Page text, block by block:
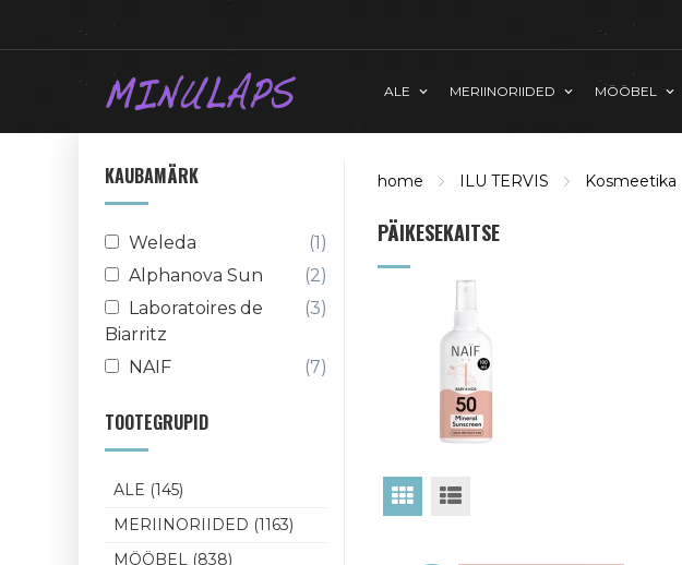
ALE MERIINORIIDED MÖÖBEL
KAUBAMÄRK
(1)
Weleda
(2)
Alphanova Sun
(3)
Laboratoires de
Biarritz
(7)
NAIF
TOOTEGRUPID
ALE (145)
MERIINORIIDED (1163)
MÖÖBEL (838)
home ILU TERVIS Kosmeetika
PÄIKESEKAITSE